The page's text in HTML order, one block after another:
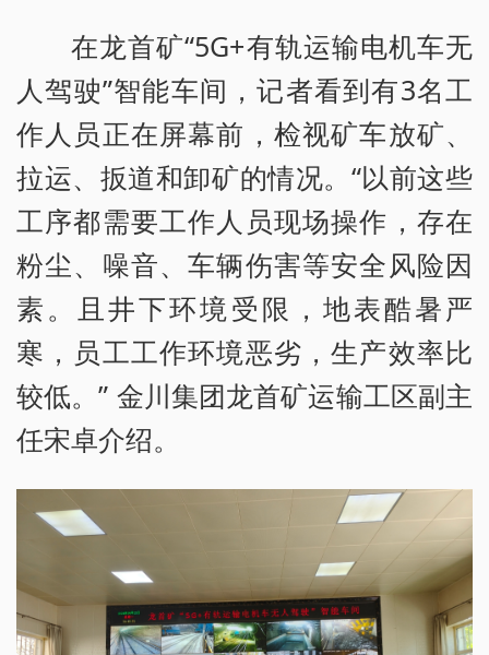
在龙首矿“5G+有轨运输电机车无
人驾驶”智能车间，记者看到有3名工
作人员正在屏幕前，检视矿车放矿、
拉运、扳道和卸矿的情况。“以前这些
工序都需要工作人员现场操作，存在
粉尘、噪音、车辆伤害等安全风险因
素。且井下环境受限，地表酷暑严
寒，员工工作环境恶劣，生产效率比
较低。” 金川集团龙首矿运输工区副主
任宋卓介绍。